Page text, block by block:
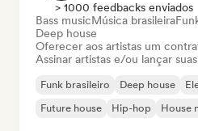
> 1000 feedbacks enviados
Bass musicMúsica brasileira
Deep house
Oferecer aos artistas um
Assinar artistas e/ou lançar
Funk brasileiro Deep house
Future house
Hip-hop House